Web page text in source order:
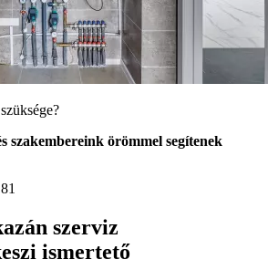
szakembereink örömmel segítenek
szerviz
ismertető